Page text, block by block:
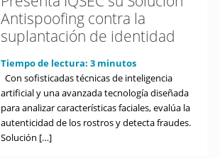
Antispoofing contra la
suplantación de identidad
Tiempo de lectura:3 minutos
Con sofisticadas técnicas de inteligencia
artificial y una avanzada tecnología diseñada
para analizar características faciales, evalúa la
autenticidad de los rostros y detecta fraudes.
Solución […]